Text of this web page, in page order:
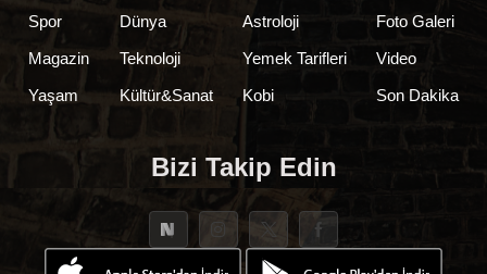
Spor
Magazin
Yaşam
Dünya
Teknoloji
Kültür&Sanat
Astroloji
Yemek Tarifleri
Kobi
Foto Galeri
Video
Son Dakika
Bizi Takip Edin